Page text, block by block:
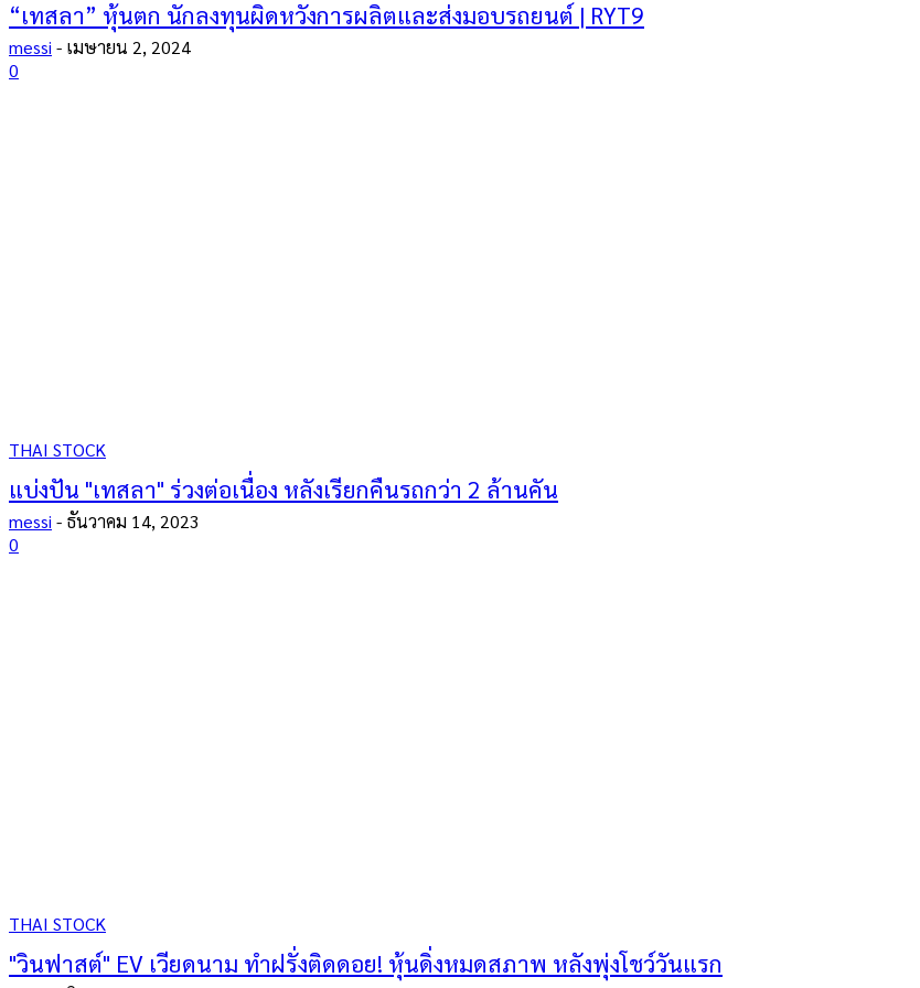
“เทสลา” หุ้นตก นักลงทุนผิดหวังการผลิตและส่งมอบรถยนต์ | RYT9
messi - เมษายน 2, 2024
0
THAI STOCK
แบ่งปัน "เทสลา" ร่วงต่อเนื่อง หลังเรียกคืนรถกว่า 2 ล้านคัน
messi - ธันวาคม 14, 2023
0
THAI STOCK
"วินฟาสต์" EV เวียดนาม ทำฝรั่งติดดอย! หุ้นดิ่งหมดสภาพ หลังพุ่งโชว์วันแรก